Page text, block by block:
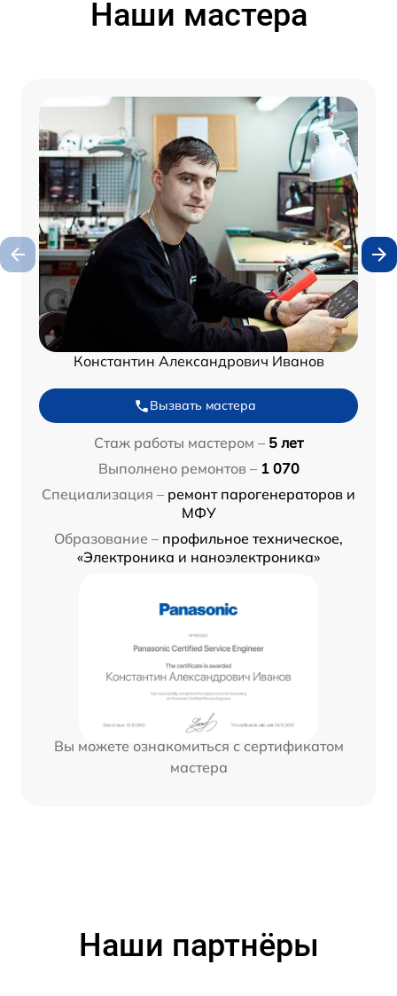
Наши мастера
Константин Александрович Иванов
Вызвать мастера
Стаж работы мастером – 5 лет
Выполнено ремонтов – 1 070
Специализация – ремонт парогенераторов и
МФУ
Образование – профильное техническое,
«Электроника и наноэлектроника»
Вы можете ознакомиться с сертификатом
мастера
Наши партнёры